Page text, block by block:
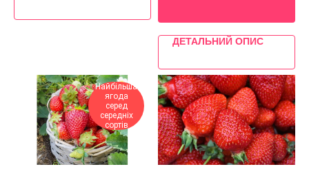
ДЕТАЛЬНИЙ ОПИС
Найбільша
ягода
серед
середніх
сортів